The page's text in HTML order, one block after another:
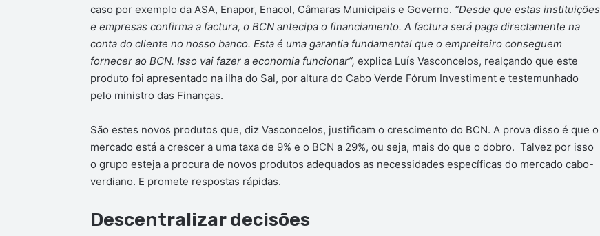
caso por exemplo da ASA, Enapor, Enacol, Câmaras Municipais e Governo. “Desde que estas instituições
e empresas confirma a factura, o BCN antecipa o financiamento. A factura será paga directamente na
conta do cliente no nosso banco. Esta é uma garantia fundamental que o empreiteiro conseguem
fornecer ao BCN. Isso vai fazer a economia funcionar”, explica Luís Vasconcelos, realçando que este
produto foi apresentado na ilha do Sal, por altura do Cabo Verde Fórum Investiment e testemunhado
pelo ministro das Finanças.
São estes novos produtos que, diz Vasconcelos, justificam o crescimento do BCN. A prova disso é que o
mercado está a crescer a uma taxa de 9% e o BCN a 29%, ou seja, mais do que o dobro. Talvez por isso
o grupo esteja a procura de novos produtos adequados as necessidades específicas do mercado cabo-
verdiano. E promete respostas rápidas.
Descentralizar decisões